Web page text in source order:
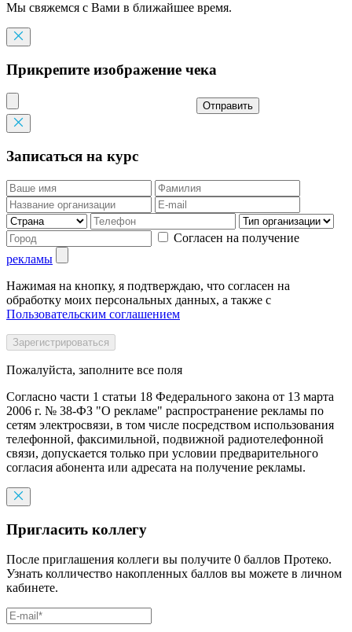
Мы свяжемся с Вами в ближайшее время.
Прикрепите изображение чека
Отправить
Записаться на курс
Согласен на получение
рекламы
Нажимая на кнопку, я подтверждаю, что согласен на
обработку моих персональных данных, а также с
Пользовательским соглашением
Пожалуйста, заполните все поля
Согласно части 1 статьи 18 Федерального закона от 13 марта
2006 г. № 38-ФЗ "О рекламе" распространение рекламы по
сетям электросвязи, в том числе посредством использования
телефонной, факсимильной, подвижной радиотелефонной
связи, допускается только при условии предварительного
согласия абонента или адресата на получение рекламы.
Пригласить коллегу
После приглашения коллеги вы получите 0 баллов Протеко.
Узнать колличество накопленных баллов вы можете в личном
кабинете.